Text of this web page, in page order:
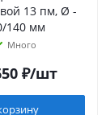
13 пм, Ø -
140 мм
Много
₽/шт